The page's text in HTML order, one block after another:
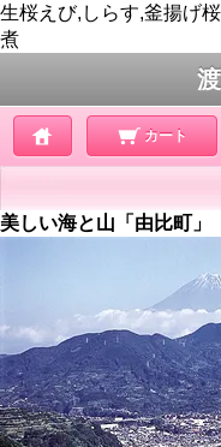
生桜えび,しらす,釜揚げ
煮
カート
美しい海と山「由比町」